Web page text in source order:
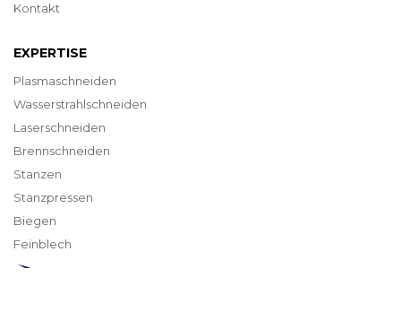
Kontakt
EXPERTISE
Plasmaschneiden
Wasserstrahlschneiden
Laserschneiden
Brennschneiden
Stanzen
Stanzpressen
Biegen
Feinblech